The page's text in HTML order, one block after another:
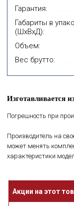
Гарантия:
Габариты в
(ШхВхД):
Объем:
Вес брутто:
Изготавливается
Погрешность при
Производитель на
может менять
характеристики
Акции на этот